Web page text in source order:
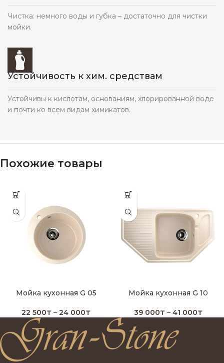
Чистка: немного воды и губка – достаточно для чистки
мойки.
Устойчивость к хим. средствам
Устойчивы к кислотам, основаниям, хлорированной воде
и почти ко всем видам химикатов.
Похожие товары
Мойка кухонная G 05
22 500₸ – 24 000₸
Мойка кухонная G 10
39 000₸ – 41 000₸